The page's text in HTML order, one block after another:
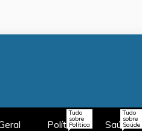
Política
Tudo
sobre
Política Saúde
Tudo
sobre
Saúde